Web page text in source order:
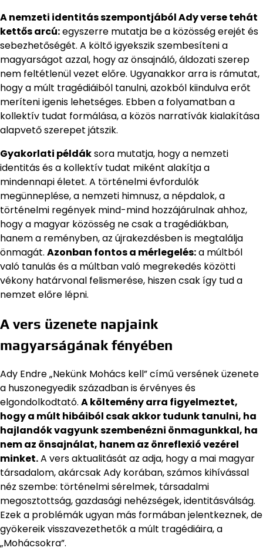
A nemzeti identitás szempontjából Ady verse tehát
kettős arcú:egyszerre mutatja be a közösség erejét és
sebezhetőségét. A költő igyekszik szembesíteni a
magyarságot azzal, hogy az önsajnáló, áldozati szerep
nem feltétlenül vezet előre. Ugyanakkor arra is rámutat,
hogy a múlt tragédiáiból tanulni, azokból kiindulva erőt
meríteni igenis lehetséges. Ebben a folyamatban a
kollektív tudat formálása, a közös narratívák kialakítása
alapvető szerepet játszik.
Gyakorlati példáksora mutatja, hogy a nemzeti
identitás és a kollektív tudat miként alakítja a
mindennapi életet. A történelmi évfordulók
megünneplése, a nemzeti himnusz, a népdalok, a
történelmi regények mind-mind hozzájárulnak ahhoz,
hogy a magyar közösség ne csak a tragédiákban,
hanem a reményben, az újrakezdésben is megtalálja
önmagát. Azonban fontos a mérlegelés:a múltból
való tanulás és a múltban való megrekedés közötti
vékony határvonal felismerése, hiszen csak így tud a
nemzet előre lépni.
A vers üzenete napjaink
magyarságának fényében
Ady Endre „Nekünk Mohács kell” című versének üzenete
a huszonegyedik században is érvényes és
elgondolkodtató. A költemény arra figyelmeztet,
hogy a múlt hibáiból csak akkor tudunk tanulni, ha
hajlandók vagyunk szembenézni önmagunkkal, ha
nem az önsajnálat, hanem az önreflexió vezérel
minket.A vers aktualitását az adja, hogy a mai magyar
társadalom, akárcsak Ady korában, számos kihívással
néz szembe: történelmi sérelmek, társadalmi
megosztottság, gazdasági nehézségek, identitásválság.
Ezek a problémák ugyan más formában jelentkeznek, de
gyökereik visszavezethetők a múlt tragédiáira, a
„Mohácsokra”.